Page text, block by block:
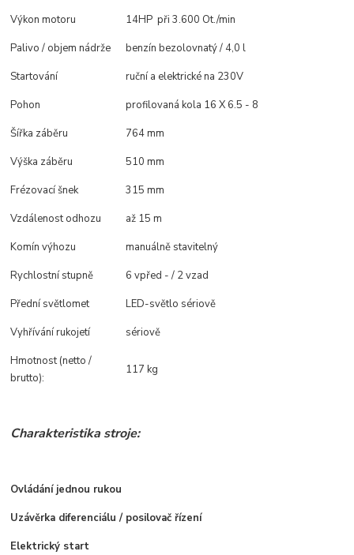
Výkon motoru
14HP při 3.600 Ot./min
Palivo / objem nádrže
benzín bezolovnatý / 4,0 l
Startování
ruční a elektrické na 230V
Pohon
profilovaná kola 16 X 6.5 - 8
Šířka záběru
764 mm
Výška záběru
510 mm
Frézovací šnek
315 mm
Vzdálenost odhozu
až 15 m
Komín výhozu
manuálně stavitelný
Rychlostní stupně
6 vpřed - / 2 vzad
Přední světlomet
LED-světlo sériově
Vyhřívání rukojetí
sériově
Hmotnost (netto /
brutto):
117 kg
Charakteristika stroje:
Ovládání jednou rukou
Uzávěrka diferenciálu / posilovač řízení
Elektrický start